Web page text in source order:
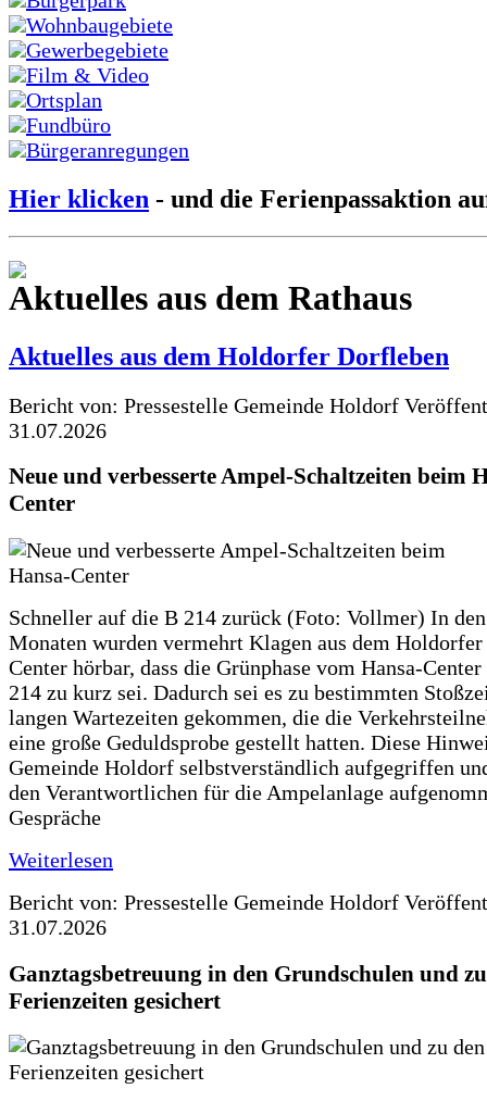
Wohnbaugebiete
Gewerbegebiete
Film & Video
Ortsplan
Fundbüro
Bürgeranregungen
Hier klicken - und die Ferienpassaktion
Aktuelles aus dem Rathaus
Aktuelles aus dem Holdorfer Dorfleben
Bericht von: Pressestelle Gemeinde Holdorf
31.07.2026
Neue und verbesserte Ampel-Schaltzeiten beim
Center
Schneller auf die B 214 zurück (Foto: Vollmer) In
Monaten wurden vermehrt Klagen aus dem Holdorfer
Center hörbar, dass die Grünphase vom Hansa-
214 zu kurz sei. Dadurch sei es zu bestimmten
langen Wartezeiten gekommen, die die
eine große Geduldsprobe gestellt hatten. Diese
Gemeinde Holdorf selbstverständlich aufgegriffen
den Verantwortlichen für die Ampelanlage
Gespräche
Weiterlesen
Bericht von: Pressestelle Gemeinde Holdorf
31.07.2026
Ganztagsbetreuung in den Grundschulen und
Ferienzeiten gesichert